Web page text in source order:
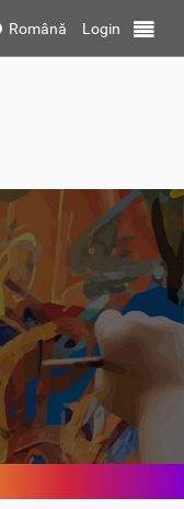
Toggle
Login
Choose
Română